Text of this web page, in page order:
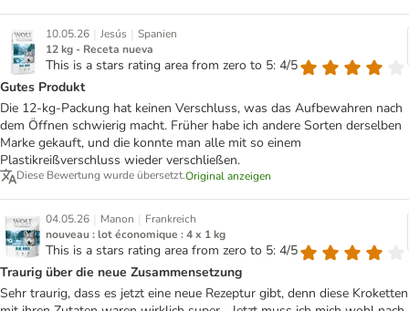
10.05.26 | Jesús | Spanien
12 kg - Receta nueva
This is a stars rating area from zero to 5: 4/5
Gutes Produkt
Die 12-kg-Packung hat keinen Verschluss, was das Aufbewahren nach
dem Öffnen schwierig macht. Früher habe ich andere Sorten derselben
Marke gekauft, und die konnte man alle mit so einem
Plastikreißverschluss wieder verschließen.
Diese Bewertung wurde übersetzt.Original anzeigen
04.05.26 | Manon | Frankreich
nouveau : lot économique : 4 x 1 kg
This is a stars rating area from zero to 5: 4/5
Traurig über die neue Zusammensetzung
Sehr traurig, dass es jetzt eine neue Rezeptur gibt, denn diese Kroketten